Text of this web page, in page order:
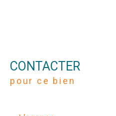
CONTACTER
pour ce bien